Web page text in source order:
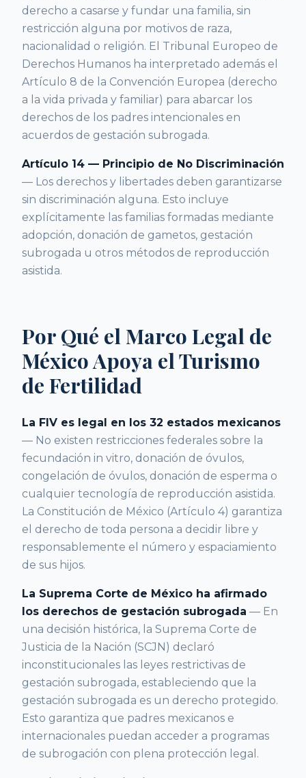
derecho a casarse y fundar una familia, sin
restricción alguna por motivos de raza,
nacionalidad o religión. El Tribunal Europeo de
Derechos Humanos ha interpretado además el
Artículo 8 de la Convención Europea (derecho
a la vida privada y familiar) para abarcar los
derechos de los padres intencionales en
acuerdos de gestación subrogada.
Artículo 14 — Principio de No Discriminación
— Los derechos y libertades deben garantizarse
sin discriminación alguna. Esto incluye
explícitamente las familias formadas mediante
adopción, donación de gametos, gestación
subrogada u otros métodos de reproducción
asistida.
Por Qué el Marco Legal de
México Apoya el Turismo
de Fertilidad
La FIV es legal en los 32 estados mexicanos
— No existen restricciones federales sobre la
fecundación in vitro, donación de óvulos,
congelación de óvulos, donación de esperma o
cualquier tecnología de reproducción asistida.
La Constitución de México (Artículo 4) garantiza
el derecho de toda persona a decidir libre y
responsablemente el número y espaciamiento
de sus hijos.
La Suprema Corte de México ha afirmado
los derechos de gestación subrogada — En
una decisión histórica, la Suprema Corte de
Justicia de la Nación (SCJN) declaró
inconstitucionales las leyes restrictivas de
gestación subrogada, estableciendo que la
gestación subrogada es un derecho protegido.
Esto garantiza que padres mexicanos e
internacionales puedan acceder a programas
de subrogación con plena protección legal.